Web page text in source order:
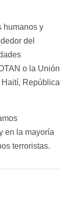
humanos y
del
o la Unión
República
en la mayoría
terroristas.